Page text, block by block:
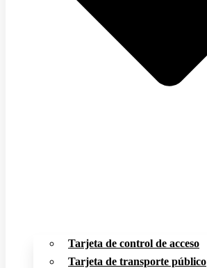
Tarjeta de control de acceso
Tarjeta de transporte público